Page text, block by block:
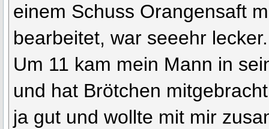
einem Schuss Orangensaft
bearbeitet, war seeehr lecker.
Um 11 kam mein Mann in
und hat Brötchen
ja gut und wollte mit mir